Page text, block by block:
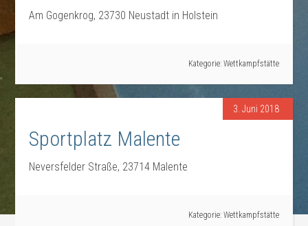
Am Gogenkrog, 23730 Neustadt in Holstein
Kategorie: Wettkampfstätte
3. Juni 2018
Sportplatz Malente
Neversfelder Straße, 23714 Malente
Kategorie: Wettkampfstätte